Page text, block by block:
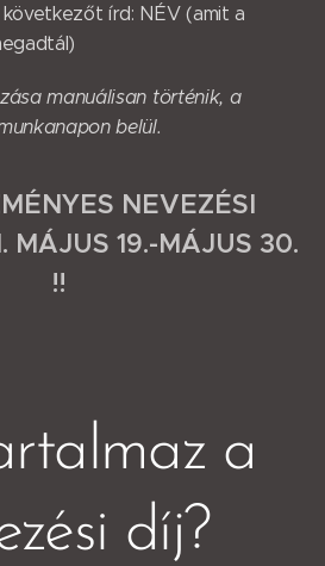
írd: NÉV (amit a
manuálisan történik, a
belül.
NEVEZÉSI
MÁJUS 19.-MÁJUS 30.
!!
a
díj?